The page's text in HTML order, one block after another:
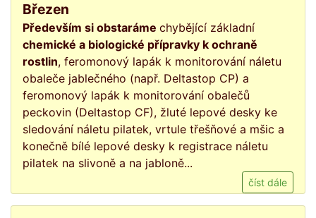
Březen
Především si obstaráme chybějící základní
chemické a biologické přípravky k ochraně
rostlin, feromonový lapák k monitorování náletu
obaleče jablečného (např. Deltastop CP) a
feromonový lapák k monitorování obalečů
peckovin (Deltastop CF), žluté lepové desky ke
sledování náletu pilatek, vrtule třešňové a mšic a
konečně bílé lepové desky k registrace náletu
pilatek na slivoně a na jabloně...
číst dále